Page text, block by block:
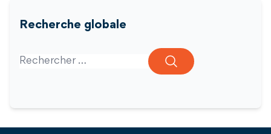
Recherche globale
Search for: